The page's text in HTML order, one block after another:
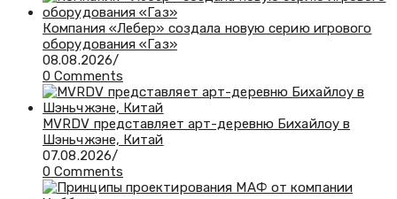
​Компания «Лебер» создала новую серию игрового
оборудования «Газ»
08.08.2026/
0 Comments
MVRDV представляет арт-деревню Бихайлоу в
Шэньчжэне, Китай
07.08.2026/
0 Comments